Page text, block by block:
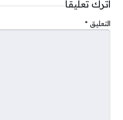
اترك تعليقاً
التعليق *